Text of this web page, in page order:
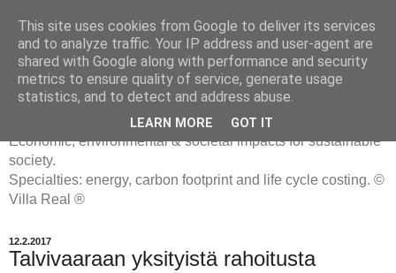
ENERGIATYHMYRIT
Economic, environmental & societal impacts for sustainable
society.
Specialties: energy, carbon footprint and life cycle costing. ©
Villa Real ®
12.2.2017
Talvivaaraan yksityistä rahoitusta
This site uses cookies from Google to deliver its services
and to analyze traffic. Your IP address and user-agent are
shared with Google along with performance and security
metrics to ensure quality of service, generate usage
statistics, and to detect and address abuse.
LEARN MORE GOT IT